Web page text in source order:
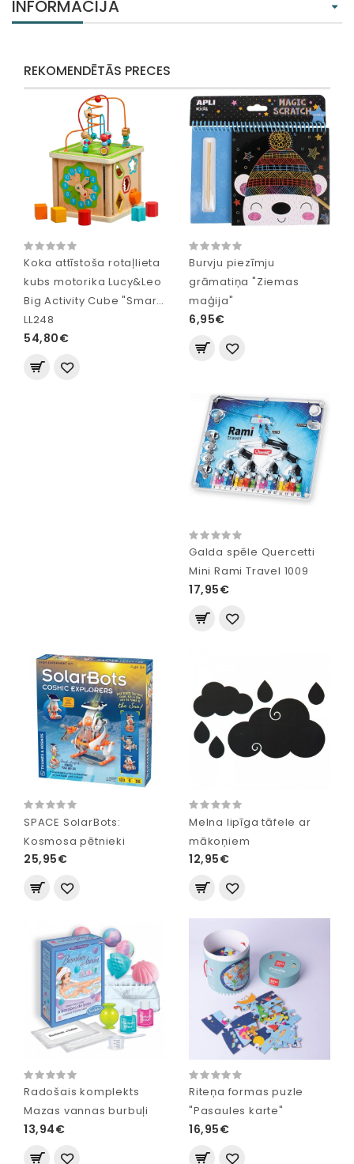
INFORMĀCIJA
REKOMENDĒTĀS PRECES
Koka attīstoša rotaļlieta
kubs motorika Lucy&Leo
Big Activity Cube "Smart"
LL248
54,80€
Burvju piezīmju
grāmatiņa "Ziemas
maģija"
6,95€
Galda spēle Quercetti
Mini Rami Travel 1009
17,95€
SPACE SolarBots:
Kosmosa pētnieki
25,95€
Melna lipīga tāfele ar
mākoņiem
12,95€
Radošais komplekts
Mazas vannas burbuļi
13,94€
Riteņa formas puzle
"Pasaules karte"
16,95€